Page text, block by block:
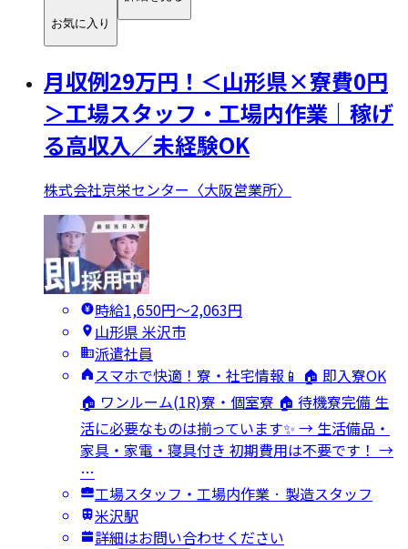
お気に入り
月収例29万円！＜山形県×寮費0円
＞工場スタッフ・工場内作業｜稼げ
る高収入／未経験OK
株式会社京栄センター〈大阪営業所〉
時給1,650円〜2,063円
山形県 米沢市
派遣社員
スマホで快適！寮・社宅情報📱 🏠 即入寮OK
🏠 ワンルーム(1R)寮・個室寮 🏠 待機寮完備 生
活に必要なものは揃っています✨ → 生活備品・
家具・家電・寝具付き 初期費用は不要です！ →
…
工場スタッフ・工場内作業 · 製造スタッフ
米沢駅
詳細はお問い合わせください